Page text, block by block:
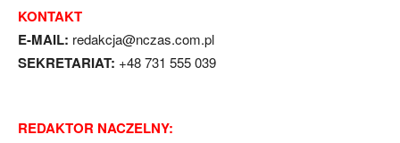
KONTAKT
E-MAIL: redakcja@nczas.com.pl
SEKRETARIAT: +48 731 555 039
REDAKTOR NACZELNY: